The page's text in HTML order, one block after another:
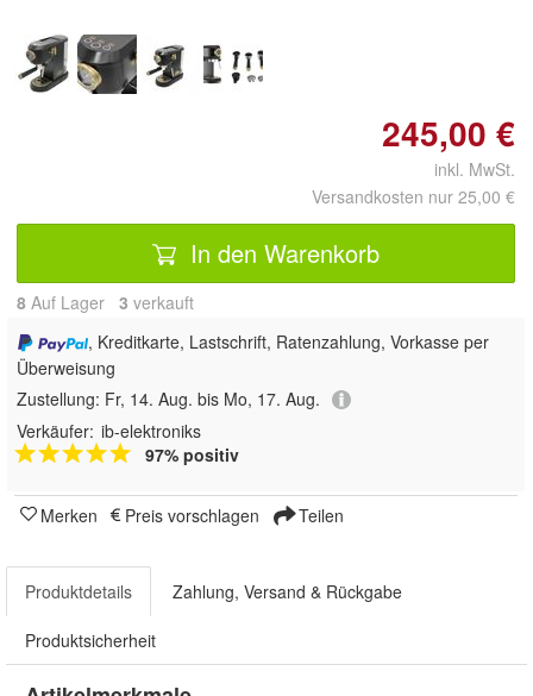
245,00 €
inkl. MwSt.
Versandkosten nur 25,00 €
In den Warenkorb
8 Auf Lager 3 verkauft
, Kreditkarte, Lastschrift, Ratenzahlung, Vorkasse per
Überweisung
Zustellung: Fr, 14. Aug. bis Mo, 17. Aug.
Verkäufer: ib-elektroniks
97% positiv
Merken Preis vorschlagen Teilen
Produktdetails Zahlung, Versand & Rückgabe
Produktsicherheit